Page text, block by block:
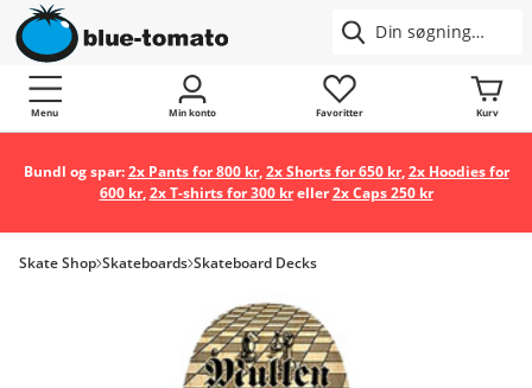
Menu Min konto Favoritter Kurv
Bundl og spar:2x Pants for 800 kr,2x Shorts for 650 kr,2x Hoodies for
600 kr,2x T-shirts for 300 kreller2x Caps 250 kr
Skate Shop Skateboards Skateboard Decks